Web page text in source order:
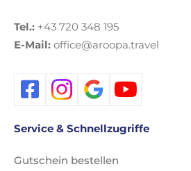
Tel.: +43 720 348 195
E-Mail: office@aroopa.travel
Service & Schnellzugriffe
Gutschein bestellen